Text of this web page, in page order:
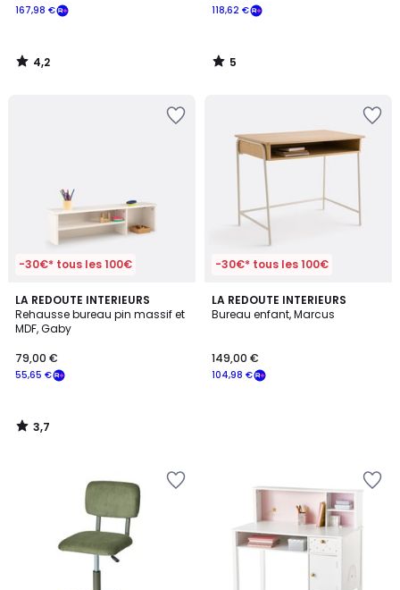
167,98 €
4,2
/
118,62 €
5
/
-30€* tous les 100€
LA REDOUTE INTERIEURS
Rehausse bureau pin massif et
MDF, Gaby
55,65 €
79,00 €
3,7
/ 5
3,7
/
-30€* tous les 100€
LA REDOUTE INTERIEURS
Bureau enfant, Marcus
104,98 €
149,00 €